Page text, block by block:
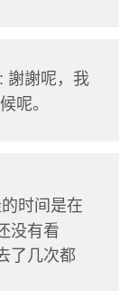
謝謝呢，我
呢。
时间是在
没有看
了几次都